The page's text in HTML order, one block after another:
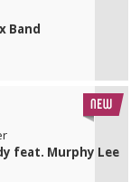
Band
feat. Murphy Lee